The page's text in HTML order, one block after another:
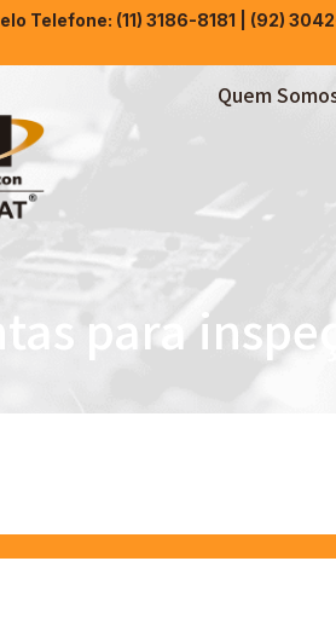
Telefone: (11) 3186-8181 | (92)
Quem
para